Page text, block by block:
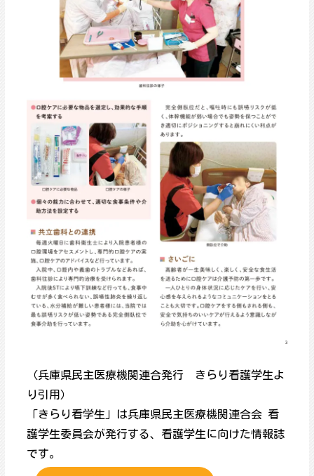
（兵庫県民主医療機関連合発行 きらり看護学生よ
り引用）
「きらり看学生」は兵庫県民主医療機関連合会 看
護学生委員会が発行する、看護学生に向けた情報誌
です。